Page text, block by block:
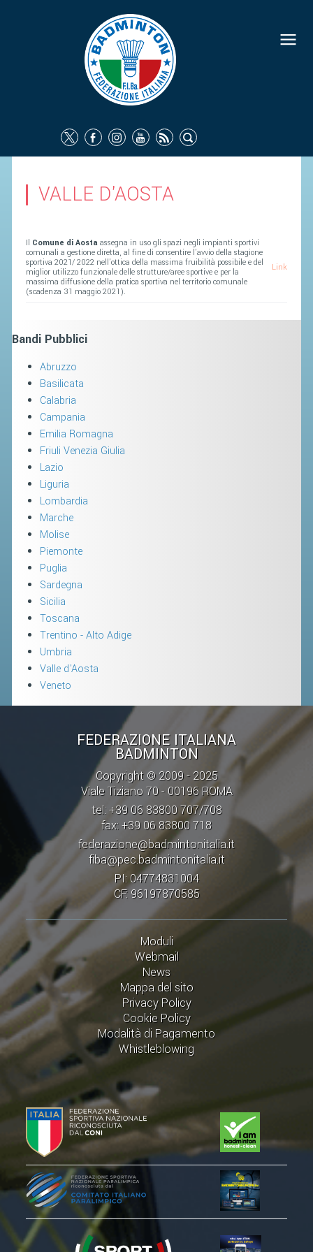
VALLE D'AOSTA
Il Comune di Aosta assegna in uso gli spazi negli impianti sportivi
comunali a gestione diretta, al fine di consentire l’avvio della stagione
sportiva 2021/ 2022 nell’ottica della massima fruibilità possibile e del
miglior utilizzo funzionale delle strutture/aree sportive e per la
massima diffusione della pratica sportiva nel territorio comunale
(scadenza 31 maggio 2021).
Link
Bandi Pubblici
Abruzzo
Basilicata
Calabria
Campania
Emilia Romagna
Friuli Venezia Giulia
Lazio
Liguria
Lombardia
Marche
Molise
Piemonte
Puglia
Sardegna
Sicilia
Toscana
Trentino - Alto Adige
Umbria
Valle d'Aosta
Veneto
FEDERAZIONE ITALIANA
BADMINTON
Copyright © 2009 - 2025
Viale Tiziano 70 - 00196 ROMA
tel: +39 06 83800 707/708
fax: +39 06 83800 718
federazione@badmintonitalia.it
fiba@pec.badmintonitalia.it
PI: 04774831004
CF: 96197870585
Moduli
Webmail
News
Mappa del sito
Privacy Policy
Cookie Policy
Modalità di Pagamento
Whistleblowing
FEDERAZIONE
IDENTITÀ
COMMISSIONI FEDERALI
ORGANI TERRITORIALI
TUTELA DELLA SALUTE -
ANTIDOPING
COMUNICAZIONE E MARKETING
SEGRETERIA FEDERALE
ATLETI D'INTERESSE NAZIONALE
SCHEDE ATLETI
VOLA CON NOI
CENTRI TECNICI TERRITORIALI
COMMISSIONE ATLETI
TESSERAMENTO
AFFILIAZIONE E TESSERAMENTO
QUOTE E TASSE
CONVENZIONI
ACCEDI AL TESSERAMENTO ON
LINE
ASSICURAZIONE
MODULI
AFFILIARE UN ESD
CALENDARIO
COMUNICATI
ALBO D'ORO CAMPIONATI ITALIANI
CAMPIONATI A SQUADRE
EVENTI INTERNAZIONALI